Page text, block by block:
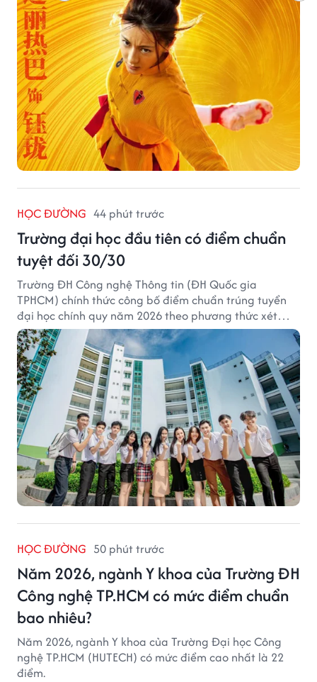
HỌC ĐƯỜNG 44 phút trước
Trường đại học đầu tiên có điểm chuẩn
tuyệt đối 30/30
Trường ĐH Công nghệ Thông tin (ĐH Quốc gia
TPHCM) chính thức công bố điểm chuẩn trúng tuyển
đại học chính quy năm 2026 theo phương thức xét
tuyển tổng hợp.
HỌC ĐƯỜNG 50 phút trước
Năm 2026, ngành Y khoa của Trường ĐH
Công nghệ TP.HCM có mức điểm chuẩn
bao nhiêu?
Năm 2026, ngành Y khoa của Trường Đại học Công
nghệ TP.HCM (HUTECH) có mức điểm cao nhất là 22
điểm.